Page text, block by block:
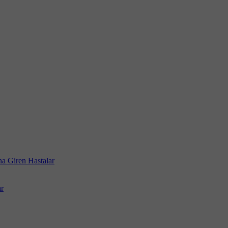
Giren Hastalar